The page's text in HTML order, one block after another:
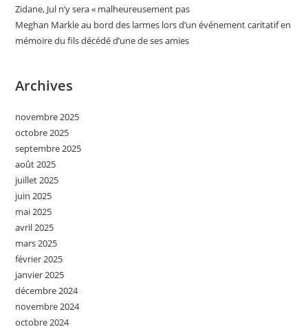
Zidane, Jul n’y sera « malheureusement pas
Meghan Markle au bord des larmes lors d’un événement caritatif en
mémoire du fils décédé d’une de ses amies
Archives
novembre 2025
octobre 2025
septembre 2025
août 2025
juillet 2025
juin 2025
mai 2025
avril 2025
mars 2025
février 2025
janvier 2025
décembre 2024
novembre 2024
octobre 2024